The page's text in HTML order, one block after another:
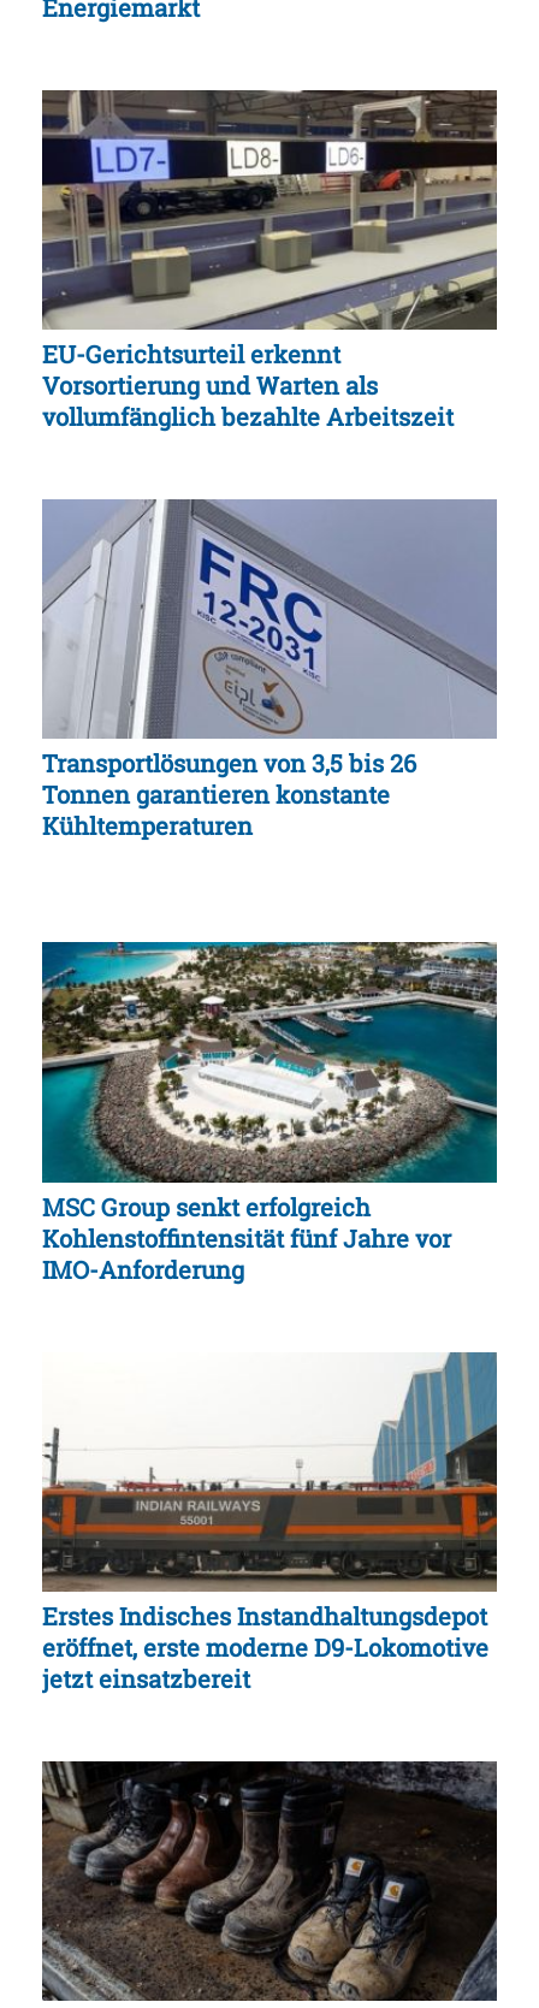
Energiemarkt
EU-Gerichtsurteil erkennt
Vorsortierung und Warten als
vollumfänglich bezahlte Arbeitszeit
Transportlösungen von 3,5 bis 26
Tonnen garantieren konstante
Kühltemperaturen
MSC Group senkt erfolgreich
Kohlenstoffintensität fünf Jahre vor
IMO-Anforderung
Erstes Indisches Instandhaltungsdepot
eröffnet, erste moderne D9-Lokomotive
jetzt einsatzbereit